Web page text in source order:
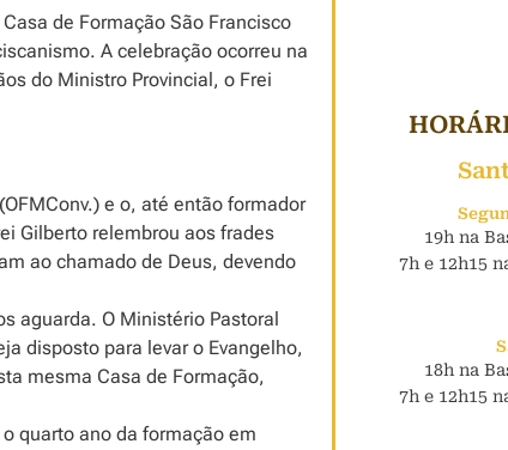
de Formação São Francisco
A celebração ocorreu na
do Ministro Provincial, o Frei
e o, até então formador
Gilberto relembrou aos frades
ao chamado de Deus, devendo
aguarda. O Ministério Pastoral
disposto para levar o Evangelho,
mesma Casa de Formação,
quarto ano da formação em
19h na
7h e 12h15
18h na
7h e 12h15